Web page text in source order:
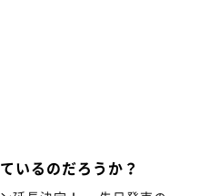
いるのだろうか？